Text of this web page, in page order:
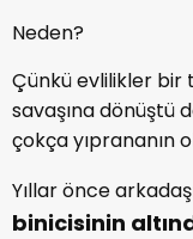
Neden?
Çünkü evlilikler bir
savaşına dönüştü
çokça yıprananın
Yıllar önce
binicisinin